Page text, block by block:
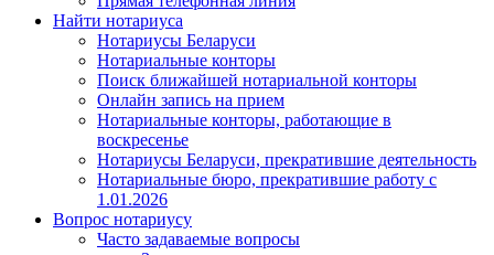
Найти нотариуса
Нотариусы Беларуси
Нотариальные конторы
Поиск ближайшей нотариальной конторы
Онлайн запись на прием
Нотариальные конторы, работающие в
воскресенье
Нотариусы Беларуси, прекратившие деятельность
Нотариальные бюро, прекратившие работу с
1.01.2026
Вопрос нотариусу
Часто задаваемые вопросы